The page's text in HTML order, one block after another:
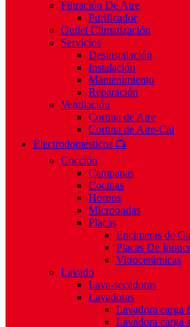
Filtración De Aire
Purificador
Outlet Climatización
Servicios
Desinstalación
Instalación
Mantenimiento
Reparación
Ventilación
Cortina de Aire
Cortina de Aire-Cal
Electrodomésticos 📺
Cocción
Campanas
Cocinas
Hornos
Microondas
Placas
Encimeras de
Placas De
Vitrocerámicas
Lavado
Lava-secadoras
Lavadoras
Lavadora carga
Lavadora carga